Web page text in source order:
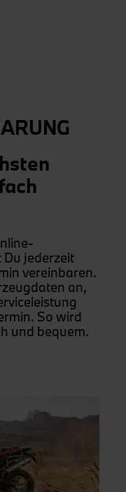
jederzeit
vereinbaren.
an,
So wird
und bequem.